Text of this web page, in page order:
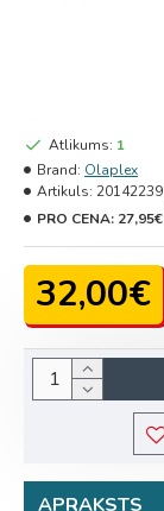
32,00€
Atlikums: 1
Brand: Olaplex
Artikuls: 20142239
PRO CENA: 27,95€
APRAKSTS